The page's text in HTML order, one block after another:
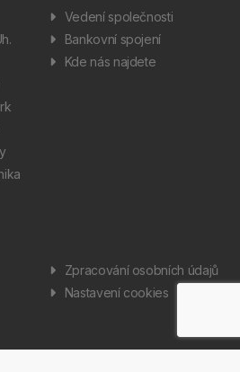
Vedení společnosti
Bankovní spojení
Kde nás najdete
Zpracování osobních údajů
Nastavení cookies